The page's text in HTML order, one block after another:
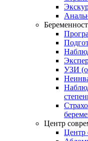
УЗИ
Центр
Центр